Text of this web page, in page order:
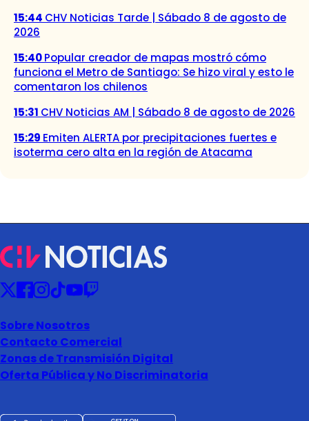
15:44 CHV Noticias Tarde | Sábado 8 de agosto de
2026
15:40Popular creador de mapas mostró cómo
funciona el Metro de Santiago: Se hizo viral y esto le
comentaron los chilenos
15:31 CHV Noticias AM | Sábado 8 de agosto de 2026
15:29 Emiten ALERTA por precipitaciones fuertes e
isoterma cero alta en la región de Atacama
Sobre Nosotros
Contacto Comercial
Zonas de Transmisión Digital
Oferta Pública y No Discriminatoria